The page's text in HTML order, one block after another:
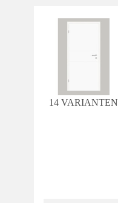
14 VARIANTEN